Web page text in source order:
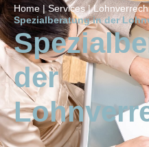
Branchen
About Us
Career
Contact
Home |Services |
Spezialberatung in der
der